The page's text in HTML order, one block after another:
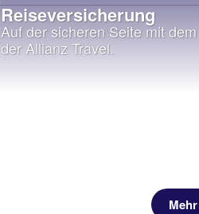
Reiseversicherung
Auf der sicheren Seite mit
der Allianz Travel.